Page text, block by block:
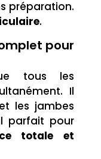
préparation.
.
pour
tous les
Il
les jambes
parfait pour
totale et